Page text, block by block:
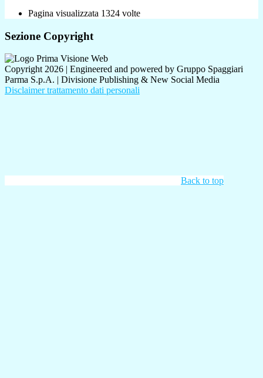
Pagina visualizzata 1324 volte
Sezione Copyright
Copyright 2026 | Engineered and powered by Gruppo Spaggiari
Parma S.p.A. | Divisione Publishing & New Social Media
Disclaimer trattamento dati personali
Back to top